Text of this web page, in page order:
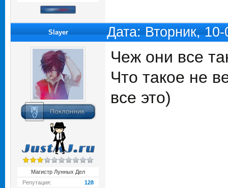
Slayer Дата: Вторник,
Магистр Лунных Дел
Репутация:
128
Чеж они все
Что такое не
все это)